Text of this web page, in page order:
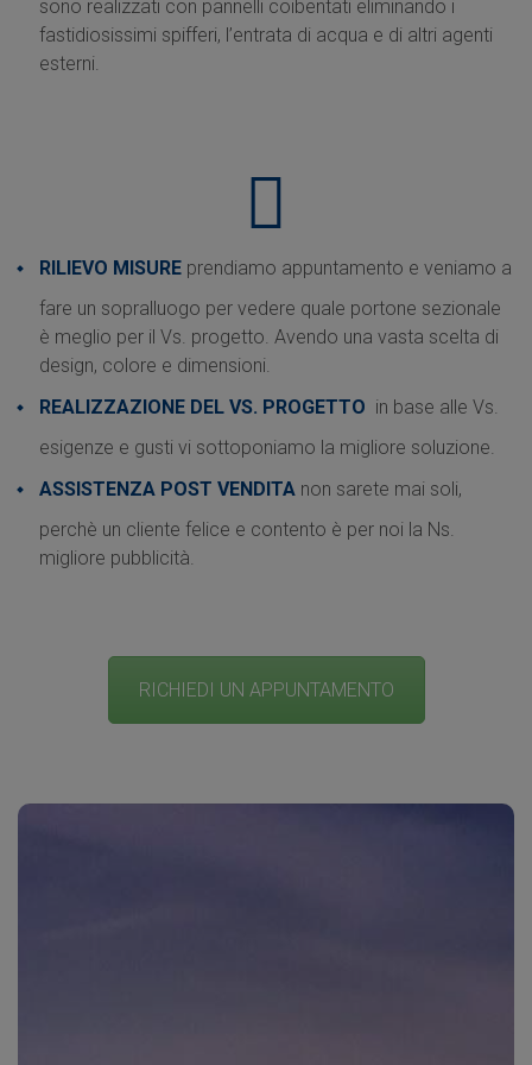
sono realizzati con pannelli coibentati eliminando i
fastidiosissimi spifferi, l’entrata di acqua e di altri agenti
esterni.
RILIEVO MISURE prendiamo appuntamento e veniamo a
fare un sopralluogo per vedere quale portone sezionale
è meglio per il Vs. progetto. Avendo una vasta scelta di
design, colore e dimensioni.
REALIZZAZIONE DEL VS. PROGETTO in base alle Vs.
esigenze e gusti vi sottoponiamo la migliore soluzione.
ASSISTENZA POST VENDITA non sarete mai soli,
perchè un cliente felice e contento è per noi la Ns.
migliore pubblicità.
RICHIEDI UN APPUNTAMENTO